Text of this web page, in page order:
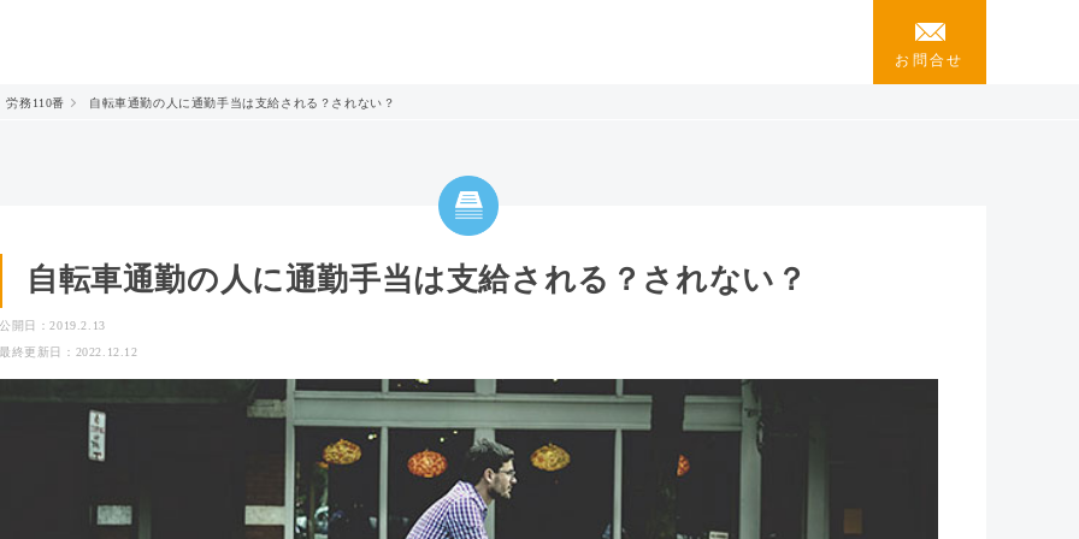
お問合せ
労務110番 自転車通勤の人に通勤手当は支給される？されない？
自転車通勤の人に通勤手当は支給される？されない？
公開日：2019.2.13
最終更新日：2022.12.12